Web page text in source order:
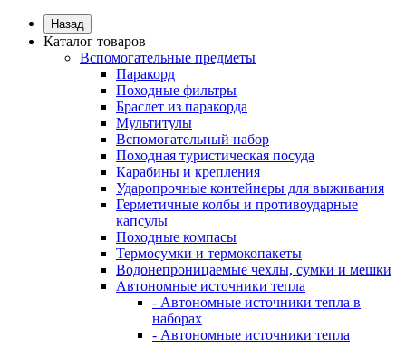
Назад
Каталог товаров
Вспомогательные предметы
Паракорд
Походные фильтры
Браслет из паракорда
Мультитулы
Вспомогательный набор
Походная туристическая посуда
Карабины и крепления
Ударопрочные контейнеры для выживания
Герметичные колбы и противоударные
капсулы
Походные компасы
Термосумки и термокопакеты
Водонепроницаемые чехлы, сумки и мешки
Автономные источники тепла
- Автономные источники тепла в
наборах
- Автономные источники тепла